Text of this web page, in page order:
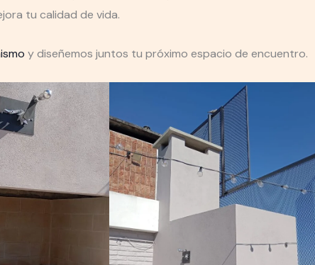
tu calidad de vida.
y diseñemos juntos tu próximo espacio de encuentro.